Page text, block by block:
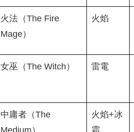
火法（The Fire
Mage）
火焰
女巫（The Witch） 雷電
中庸者（The
Medium）
火焰+冰
霜